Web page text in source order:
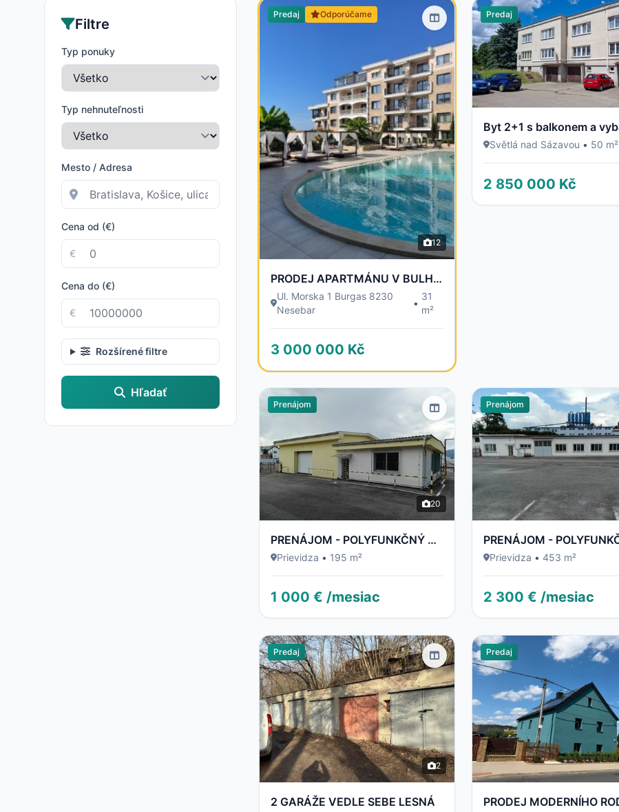
Filtre
Typ ponuky
Typ nehnuteľnosti
Mesto / Adresa
Cena od (€)
€
Cena do (€)
€
Rozšírené filtre
Hľadať
Predaj Odporúčame
12
PRODEJ APARTMÁNU V BULHARSKU - 100 m od moře
Ul. Morska 1 Burgas 8230
Nesebar
•
31
m²
3 000 000 Kč
Predaj
Světlá nad Sázavou • 50 m²
2 850 000 Kč
Prenájom
20
PRENÁJOM - POLYFUNKČNÝ OBJEKT / BUDOVA - NECPALSKÁ CESTA 34 E – PRIEVIDZA
Prievidza • 195 m²
1 000 € /mesiac
Prenájom
Prievidza • 453 m²
2 300 € /mesiac
Predaj
2
2 GARÁŽE VEDLE SEBE LESNÁ
Predaj